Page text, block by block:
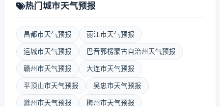
热门城市天气预报
昌都市天气预报 丽江市天气预报
运城市天气预报 巴音郭楞蒙古自治州天气预报
赣州市天气预报 大连市天气预报
平顶山市天气预报 吴忠市天气预报
滁州市天气预报 梅州市天气预报